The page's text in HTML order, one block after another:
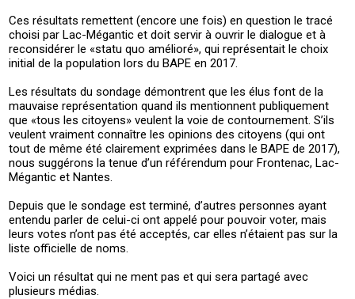
Ces résultats remettent (encore une fois) en question le tracé
choisi par Lac-Mégantic et doit servir à ouvrir le dialogue et à
reconsidérer le «statu quo amélioré», qui représentait le choix
initial de la population lors du BAPE en 2017.
Les résultats du sondage démontrent que les élus font de la
mauvaise représentation quand ils mentionnent publiquement
que «tous les citoyens» veulent la voie de contournement. S’ils
veulent vraiment connaître les opinions des citoyens (qui ont
tout de même été clairement exprimées dans le BAPE de 2017),
nous suggérons la tenue d’un référendum pour Frontenac, Lac-
Mégantic et Nantes.
Depuis que le sondage est terminé, d’autres personnes ayant
entendu parler de celui-ci ont appelé pour pouvoir voter, mais
leurs votes n’ont pas été acceptés, car elles n’étaient pas sur la
liste officielle de noms.
Voici un résultat qui ne ment pas et qui sera partagé avec
plusieurs médias.